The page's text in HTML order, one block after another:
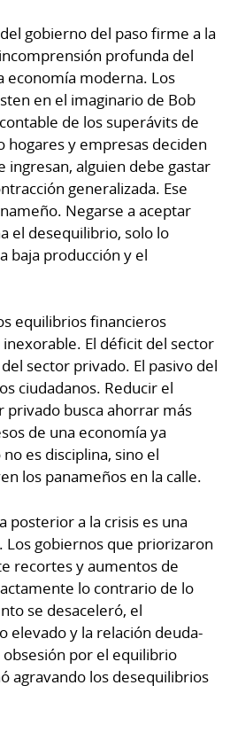
gobierno del paso firme a la
profunda del
economía moderna. Los
en el imaginario de Bob
de los superávits de
hogares y empresas deciden
ingresan, alguien debe gastar
generalizada. Ese
Negarse a aceptar
el desequilibrio, solo lo
baja producción y el
equilibrios financieros
inexorable. El déficit del sector
sector privado. El pasivo del
ciudadanos. Reducir el
privado busca ahorrar más
de una economía ya
es disciplina, sino el
los panameños en la calle.
posterior a la crisis es una
gobiernos que priorizaron
recortes y aumentos de
lo contrario de lo
se desaceleró, el
elevado y la relación deuda-
por el equilibrio
agravando los desequilibrios